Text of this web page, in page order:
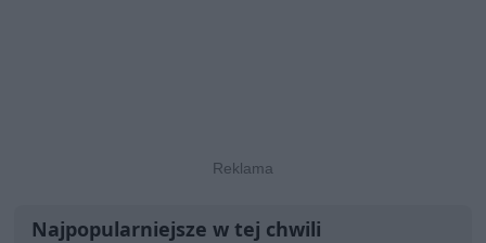
Najpopularniejsze w tej chwili